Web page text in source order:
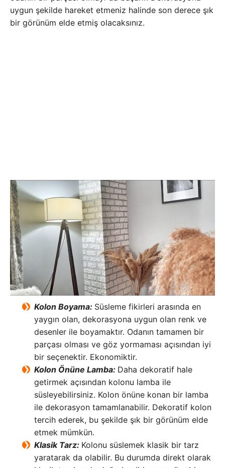
uygun şekilde hareket etmeniz halinde son derece şık
bir görünüm elde etmiş olacaksınız.
Kolon Boyama: Süsleme fikirleri arasında en
yaygın olan, dekorasyona uygun olan renk ve
desenler ile boyamaktır. Odanın tamamen bir
parçası olması ve göz yormaması açısından iyi
bir seçenektir. Ekonomiktir.
Kolon Önüne Lamba: Daha dekoratif hale
getirmek açısından kolonu lamba ile
süsleyebilirsiniz. Kolon önüne konan bir lamba
ile dekorasyon tamamlanabilir. Dekoratif kolon
tercih ederek, bu şekilde şık bir görünüm elde
etmek mümkün.
Klasik Tarz: Kolonu süslemek klasik bir tarz
yaratarak da olabilir. Bu durumda direkt olarak